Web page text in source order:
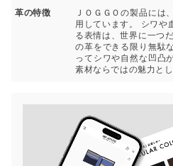
革の特徴
ＪＯＧＧＯの製品には
用しています。 シワや
る表情は、世界に一つ
の革をできる限り無駄
ってシワや自然な凹凸
素材ならではの魅力と